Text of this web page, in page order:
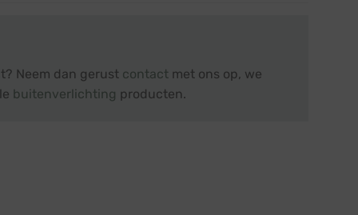
Neem dan gerust contactmet ons op, we
buitenverlichting producten.